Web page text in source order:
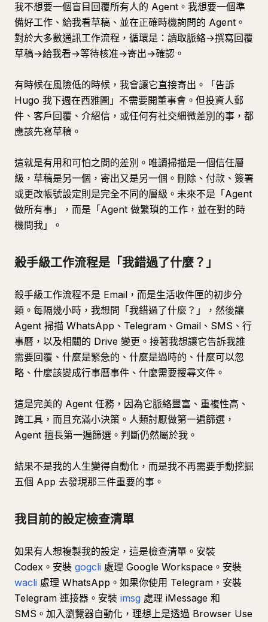
我不想要一個盲目回覆所有人的 Agent。我想要一個準
備好工作、給我看草稿、並在正確時機詢問的 Agent。
對於大多數通訊工作流程，循環是：讀取脈絡→撰寫回覆
草稿→給我看→等待核准→寄出→確認。
有時候在風險低的時候，我會讓它直接寄出。「告訴
Hugo 我下週在西雅圖」不需要開董事會。但投資人郵
件、客戶回覆、介紹信，或任何有社交細微差別的事，都
應該先寫草稿。
這就是有用和可怕之間的差別。唯讀掃描是一個信任層
級，草稿是另一個，寄出又是另一個。刪除、付款、簽署
或更改帳號設定則是完全不同的層級。未來不是「Agent
做所有事」，而是「Agent 做繁瑣的工作，並在對的時
機問我」。
殺手級工作流程是「我錯過了什麼？」
殺手級工作流程不是 Email，而是生活收件匣的初步分
類。每隔幾小時，我想問「我錯過了什麼？」，然後讓
Agent 掃描 WhatsApp、Telegram、Gmail、SMS、行
事曆，以及相關的 Drive 變更。接著我想讓它告訴我誰
需要回覆、什麼是緊急的、什麼是過時的、什麼可以忽
略、什麼該變成行事曆事件、什麼需要搜尋文件。
這是完美的 Agent 任務，因為它脈絡豐富、重複性高、
跨工具，而且充滿小決策。人類討厭做第一遍篩選，
Agent 擅長第一遍篩選。判斷仍然屬於我。
結果不是我的人生變得自動化，而是我不再需要手動挖掘
五個 App 去發現那三件重要的事。
我目前的設定檢查清單
如果有人想複製我的設定，這是檢查清單。安裝
Codex。安裝 gogcli 處理 Google Workspace。安裝
wacli 處理 WhatsApp。如果你使用 Telegram，安裝
Telegram 連接器。安裝 imsg 處理 iMessage 和
SMS。加入瀏覽器自動化，理想上是透過 Browser Use